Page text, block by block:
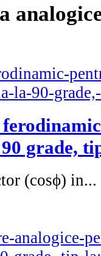
grade,
(cosϕ) in...